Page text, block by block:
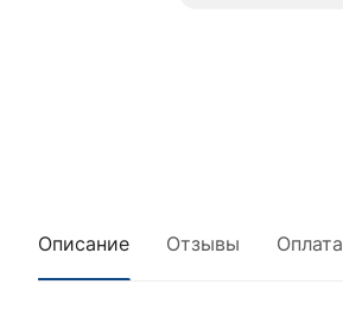
Описание Отзывы Оплата